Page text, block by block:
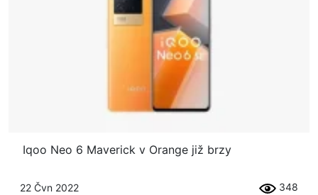
Iqoo Neo 6 Maverick v Orange již brzy
22 Čvn 2022 348